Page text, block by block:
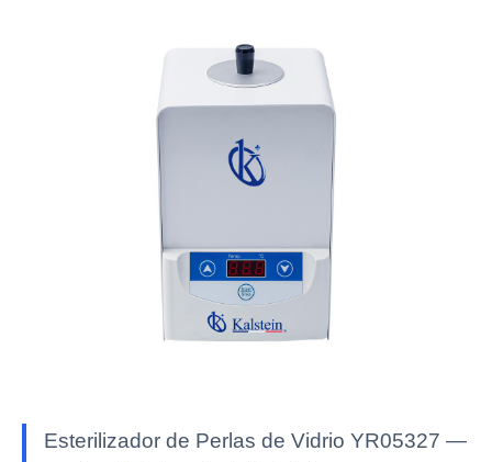
Esterilizador de Perlas de Vidrio YR05327 —